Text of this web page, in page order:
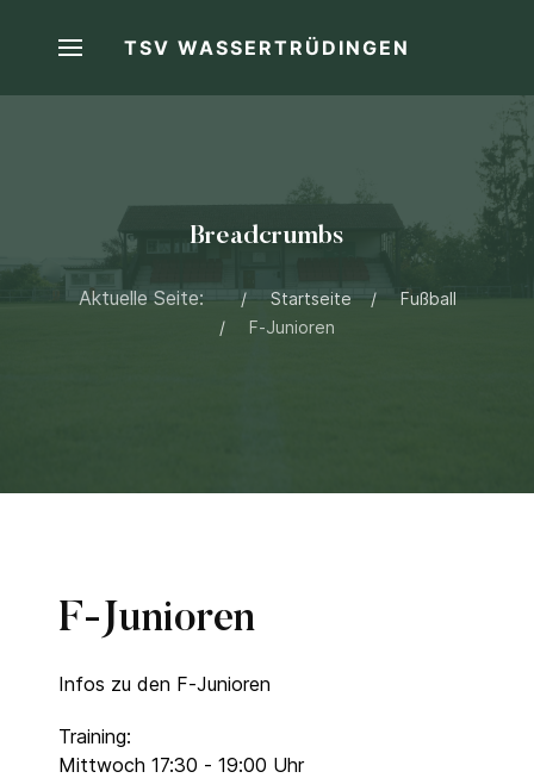
TSV WASSERTRÜDINGEN
Breadcrumbs
Aktuelle Seite: Startseite
Fußball
F-Junioren
F-Junioren
Infos zu den F-Junioren
Training:
Mittwoch 17:30 - 19:00 Uhr